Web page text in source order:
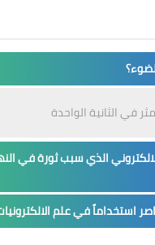
الذي سبب ثورة في
استخداماً في علم